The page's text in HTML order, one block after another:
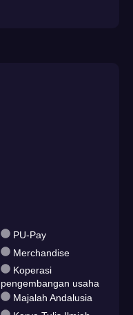
PU-Pay
Merchandise
Koperasi
pengembangan usaha
Majalah Andalusia